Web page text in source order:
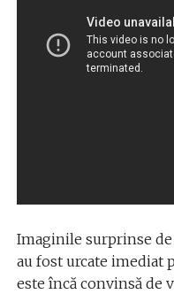
Imaginile surprinse de
au fost urcate imediat
este încă convinsă de